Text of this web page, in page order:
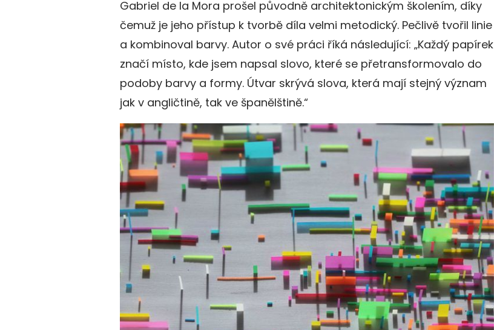
Gabriel de la Mora prošel původně architektonickým školením, díky
čemuž je jeho přístup k tvorbě díla velmi metodický. Pečlivě tvořil linie
a kombinoval barvy. Autor o své práci říká následující: „Každý papírek
značí místo, kde jsem napsal slovo, které se přetransformovalo do
podoby barvy a formy. Útvar skrývá slova, která mají stejný význam
jak v angličtině, tak ve španělštině.“